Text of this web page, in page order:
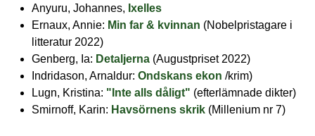
Anyuru, Johannes, Ixelles
Ernaux, Annie: Min far & kvinnan (Nobelpristagare i
litteratur 2022)
Genberg, Ia: Detaljerna (Augustpriset 2022)
Indridason, Arnaldur: Ondskans ekon /krim)
Lugn, Kristina: "Inte alls dåligt" (efterlämnade dikter)
Smirnoff, Karin: Havsörnens skrik (Millenium nr 7)